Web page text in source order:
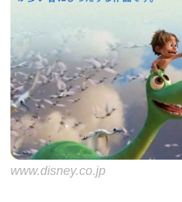
www.disney.co.jp